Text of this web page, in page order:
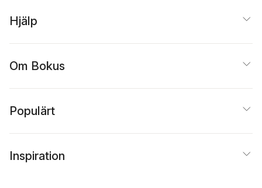
Hjälp
Om Bokus
Populärt
Inspiration